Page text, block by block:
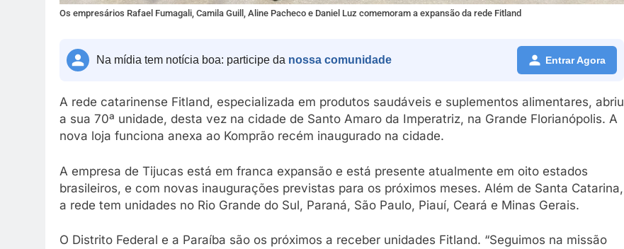
Os empresários Rafael Fumagali, Camila Guill, Aline Pacheco e Daniel Luz comemoram a expansão da rede Fitland
Na mídia tem notícia boa: participe da nossa comunidade Entrar Agora
A rede catarinense Fitland, especializada em produtos saudáveis e suplementos alimentares, abriu
a sua 70ª unidade, desta vez na cidade de Santo Amaro da Imperatriz, na Grande Florianópolis. A
nova loja funciona anexa ao Komprão recém inaugurado na cidade.
A empresa de Tijucas está em franca expansão e está presente atualmente em oito estados
brasileiros, e com novas inaugurações previstas para os próximos meses. Além de Santa Catarina,
a rede tem unidades no Rio Grande do Sul, Paraná, São Paulo, Piauí, Ceará e Minas Gerais.
O Distrito Federal e a Paraíba são os próximos a receber unidades Fitland. “Seguimos na missão